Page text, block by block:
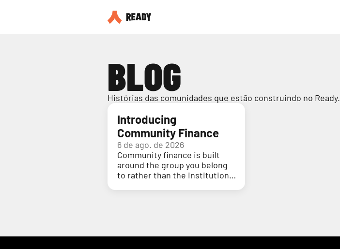
BLOG
Histórias das comunidades que estão construindo no Ready.
Introducing
Community Finance
6 de ago. de 2026
Community finance is built
around the group you belong
to rather than the institution